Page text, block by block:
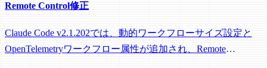
Remote Control修正
Claude Code v2.1.202では、動的ワークフローサイズ設定と
OpenTelemetryワークフロー属性が追加され、Remote